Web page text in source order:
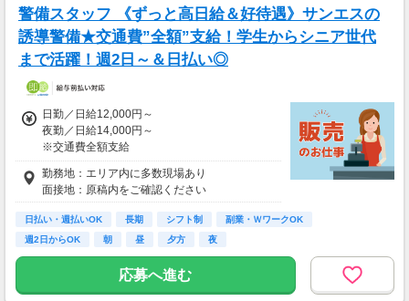
年収520万円／28歳／入社3年目
年収600万円／32歳／入社5年目
年収790万円／36歳／入社9年目
警備スタッフ 《ずっと高日給＆好待遇》サンエスの
誘導警備★交通費”全額”支給！学生からシニア世代
まで活躍！週2日～＆日払い◎
日勤／日給12,000円～
夜勤／日給14,000円～
※交通費全額支給
▽交通誘導警備業務2級をお持ちの方
日勤／日給12,500円～13,500円
夜勤／日給14,500円～15,500円
＜サンエス警備保障特別給付金＞
持ちの方には100,000円支給！
※30勤務で30,000円、更に30勤務で70,000円
勤務地：エリア内に多数現場あり
面接地：原稿内をご確認ください
日払い・週払いOK 長期 シフト制
副業・ＷワークOK
週2日からOK
朝 昼 夕方 夜
応募へ進む